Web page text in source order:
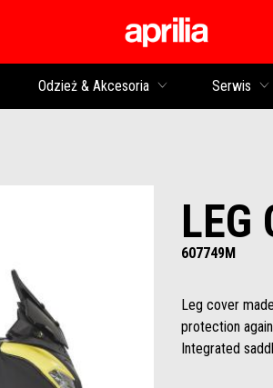
Odzież & Akcesoria Serwis
LEG
607749M
Leg cover
protection
Integrated